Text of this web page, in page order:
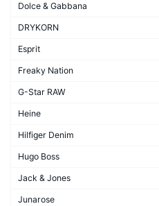
Dolce & Gabbana
DRYKORN
Esprit
Freaky Nation
G-Star RAW
Heine
Hilfiger Denim
Hugo Boss
Jack & Jones
Junarose